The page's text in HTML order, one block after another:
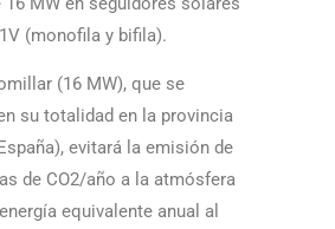
(monofila y bifila).
(16 MW), que se
su totalidad en la provincia
evitará la emisión de
de CO2/año a la atmósfera
equivalente anual al